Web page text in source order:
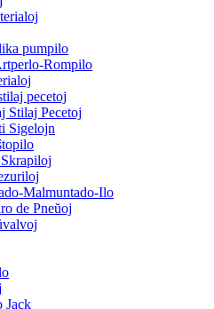
pumpilo
Rompilo
pecetoj
Stilaj Pecetoj
Sigelojn
Malmuntado-Ilo
de Pneŭoj
Jack